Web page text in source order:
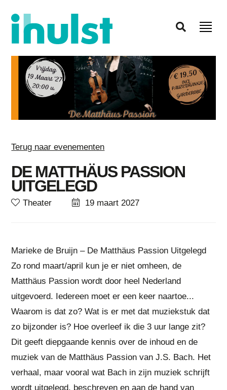
Terug naar evenementen
DE MATTHÄUS PASSION
UITGELEGD
Theater 19 maart 2027
Marieke de Bruijn – De Matthäus Passion Uitgelegd
Zo rond maart/april kun je er niet omheen, de
Matthäus Passion wordt door heel Nederland
uitgevoerd. Iedereen moet er een keer naartoe...
Waarom is dat zo? Wat is er met dat muziekstuk dat
zo bijzonder is? Hoe overleef ik die 3 uur lange zit?
Dit geeft diepgaande kennis over de inhoud en de
muziek van de Matthäus Passion van J.S. Bach. Het
verhaal, maar vooral wat Bach in zijn muziek schrijft
wordt uitgelegd, beschreven en aan de hand van